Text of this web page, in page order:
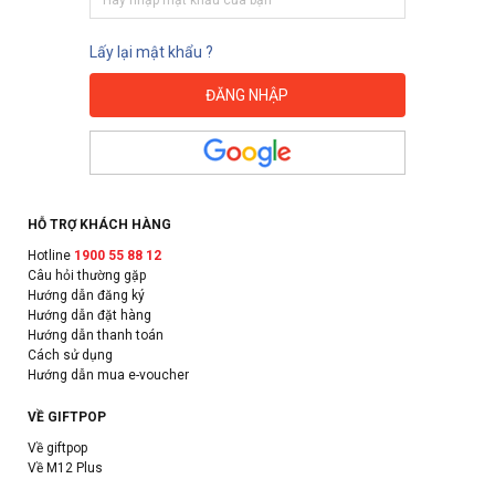
Lấy lại mật khẩu ?
HỖ TRỢ KHÁCH HÀNG
Hotline 1900 55 88 12
Câu hỏi thường gặp
Hướng dẫn đăng ký
Hướng dẫn đặt hàng
Hướng dẫn thanh toán
Cách sử dụng
Hướng dẫn mua e-voucher
VỀ GIFTPOP
Về giftpop
Về M12 Plus